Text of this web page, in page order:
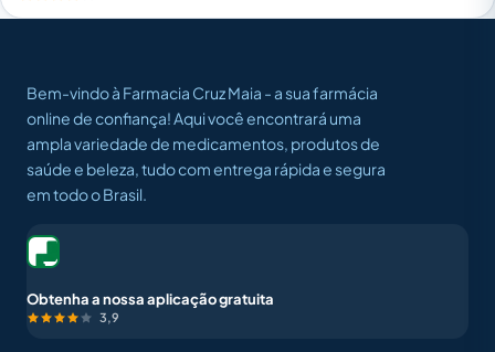
Bem-vindo à Farmacia Cruz Maia - a sua farmácia
online de confiança! Aqui você encontrará uma
ampla variedade de medicamentos, produtos de
saúde e beleza, tudo com entrega rápida e segura
em todo o Brasil.
Obtenha a nossa aplicação gratuita
3,9